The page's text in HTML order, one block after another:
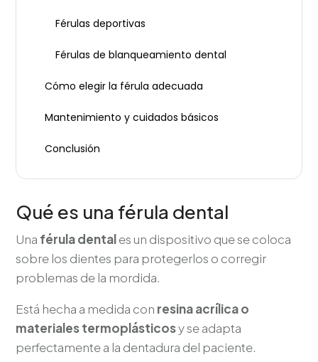
Férulas deportivas
Férulas de blanqueamiento dental
Cómo elegir la férula adecuada
Mantenimiento y cuidados básicos
Conclusión
Qué es una férula dental
Una férula dentales un dispositivo que se coloca
sobre los dientes para protegerlos o corregir
problemas de la mordida.
Está hecha a medida con resina acrílica o
materiales termoplásticosy se adapta
perfectamente a la dentadura del paciente.